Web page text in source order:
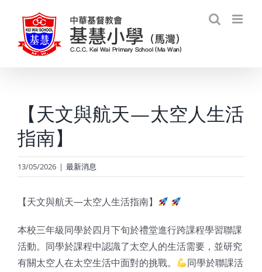
content
【天文與航天—太空人生活
指南】
13/05/2026 | 最新消息
【天文與航天—太空人生活指南】
本校三年級同學於四月下旬於禮堂進行跨課程學習聯課
活動。同學於課程中認識了太空人的生活需要，並研究
有關太空人在太空生活中面對的挑戰。
同學於聯課活